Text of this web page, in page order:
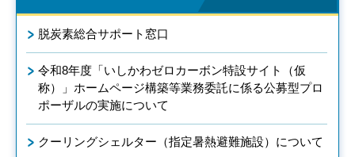
脱炭素総合サポート窓口
令和8年度「いしかわゼロカーボン特設サイト（仮
称）」ホームページ構築等業務委託に係る公募型プロ
ポーザルの実施について
クーリングシェルター（指定暑熱避難施設）について